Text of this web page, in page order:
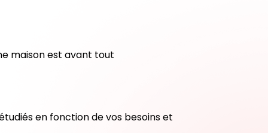
maison est avant tout
en fonction de vos besoins et